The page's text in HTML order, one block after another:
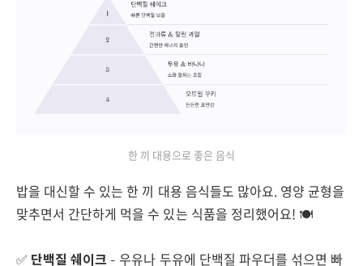
한 끼 대용으로 좋은 음식
밥을 대신할 수 있는 한 끼 대용 음식들도 많아요. 영양 균형을
맞추면서 간단하게 먹을 수 있는 식품을 정리했어요! 🍽️
✅ 단백질 쉐이크 – 우유나 두유에 단백질 파우더를 섞으면 빠